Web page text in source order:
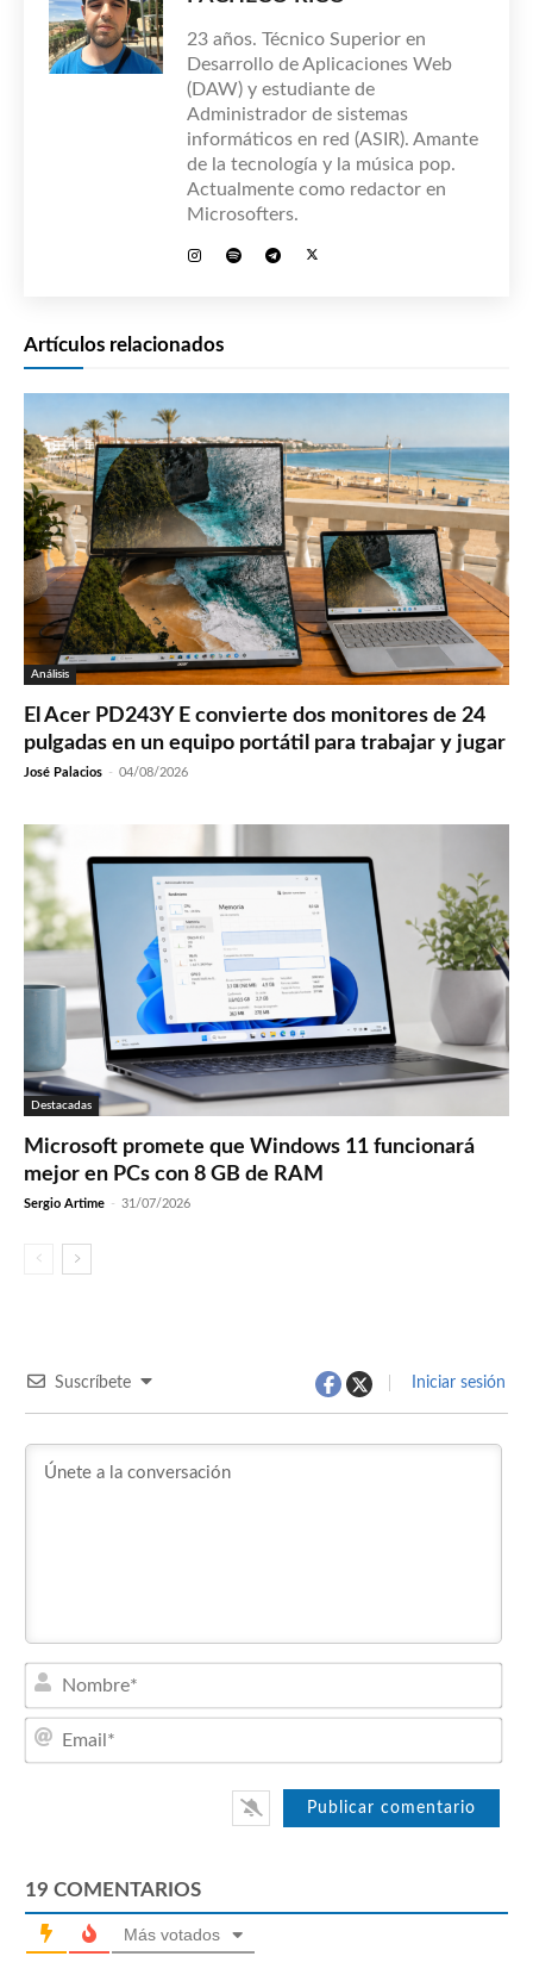
23 años. Técnico Superior en
Desarrollo de Aplicaciones Web
(DAW) y estudiante de
Administrador de sistemas
informáticos en red (ASIR). Amante
de la tecnología y la música pop.
Actualmente como redactor en
Microsofters.
Artículos relacionados
Análisis
El Acer PD243Y E convierte dos monitores de 24
pulgadas en un equipo portátil para trabajar y jugar
José Palacios - 04/08/2026
Destacadas
Microsoft promete que Windows 11 funcionará
mejor en PCs con 8 GB de RAM
Sergio Artime - 31/07/2026
Suscríbete Iniciar sesión
19 COMENTARIOS
Más votados